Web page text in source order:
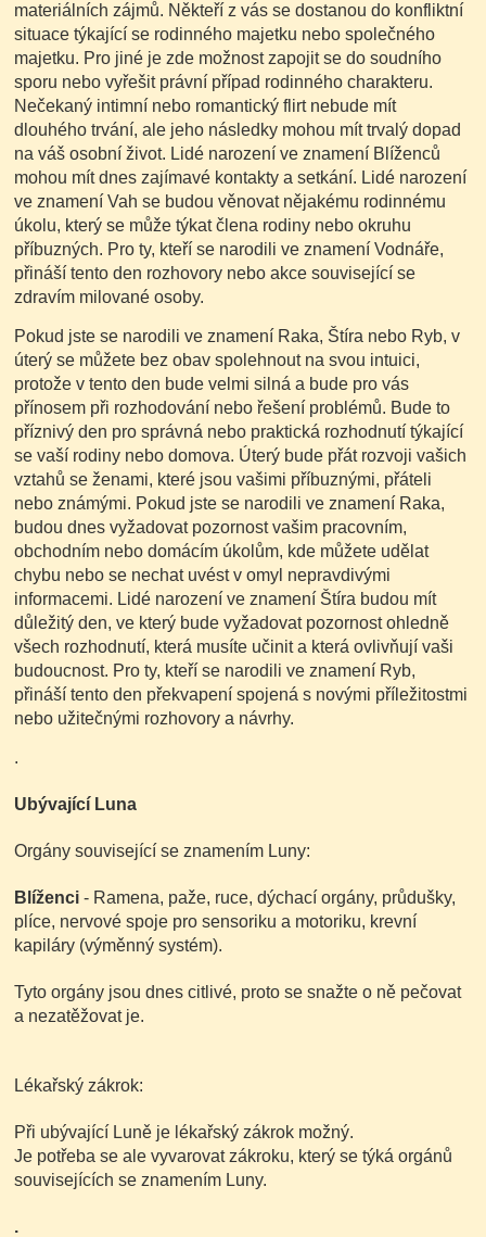
materiálních zájmů. Někteří z vás se dostanou do konfliktní
situace týkající se rodinného majetku nebo společného
majetku. Pro jiné je zde možnost zapojit se do soudního
sporu nebo vyřešit právní případ rodinného charakteru.
Nečekaný intimní nebo romantický flirt nebude mít
dlouhého trvání, ale jeho následky mohou mít trvalý dopad
na váš osobní život. Lidé narození ve znamení Blíženců
mohou mít dnes zajímavé kontakty a setkání. Lidé narození
ve znamení Vah se budou věnovat nějakému rodinnému
úkolu, který se může týkat člena rodiny nebo okruhu
příbuzných. Pro ty, kteří se narodili ve znamení Vodnáře,
přináší tento den rozhovory nebo akce související se
zdravím milované osoby.
Pokud jste se narodili ve znamení Raka, Štíra nebo Ryb, v
úterý se můžete bez obav spolehnout na svou intuici,
protože v tento den bude velmi silná a bude pro vás
přínosem při rozhodování nebo řešení problémů. Bude to
příznivý den pro správná nebo praktická rozhodnutí týkající
se vaší rodiny nebo domova. Úterý bude přát rozvoji vašich
vztahů se ženami, které jsou vašimi příbuznými, přáteli
nebo známými. Pokud jste se narodili ve znamení Raka,
budou dnes vyžadovat pozornost vašim pracovním,
obchodním nebo domácím úkolům, kde můžete udělat
chybu nebo se nechat uvést v omyl nepravdivými
informacemi. Lidé narození ve znamení Štíra budou mít
důležitý den, ve který bude vyžadovat pozornost ohledně
všech rozhodnutí, která musíte učinit a která ovlivňují vaši
budoucnost. Pro ty, kteří se narodili ve znamení Ryb,
přináší tento den překvapení spojená s novými příležitostmi
nebo užitečnými rozhovory a návrhy.
.
Ubývající Luna
Orgány související se znamením Luny:
Blíženci - Ramena, paže, ruce, dýchací orgány, průdušky,
plíce, nervové spoje pro sensoriku a motoriku, krevní
kapiláry (výměnný systém).
Tyto orgány jsou dnes citlivé, proto se snažte o ně pečovat
a nezatěžovat je.
Lékařský zákrok:
Při ubývající Luně je lékařský zákrok možný.
Je potřeba se ale vyvarovat zákroku, který se týká orgánů
souvisejících se znamením Luny.
.